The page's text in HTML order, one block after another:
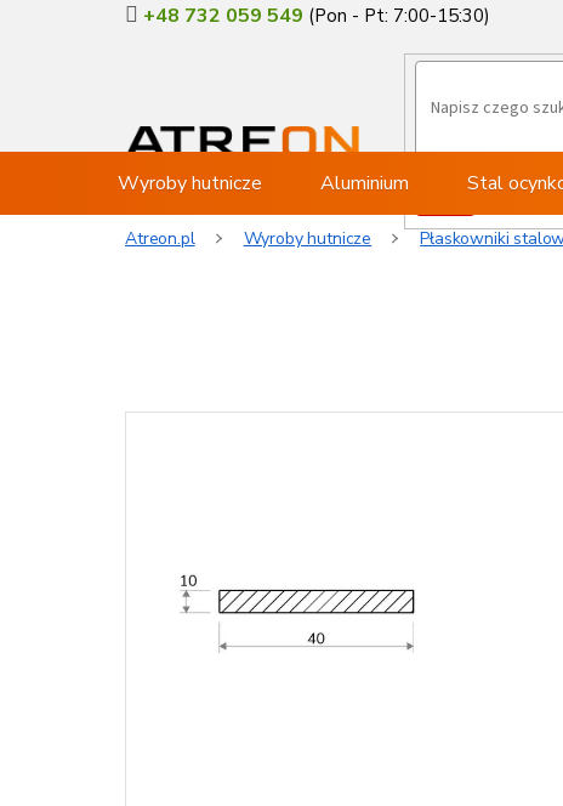
+48 732 059 549
Wyroby hutnicze Aluminium Stal
Atreon.pl Wyroby hutnicze Płaskowniki